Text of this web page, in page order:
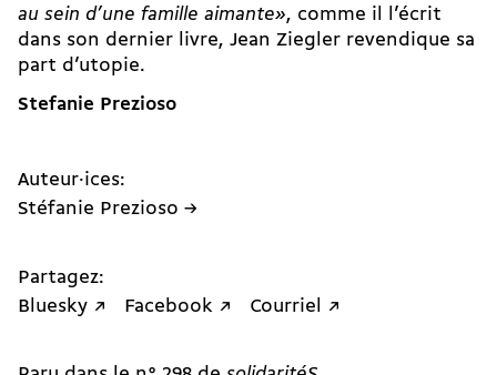
au sein d’une famille aimante», comme il l’écrit
dans son dernier livre, Jean Ziegler revendique sa
part d’utopie.
Stefanie Prezioso
Auteur·ices:
Stéfanie Prezioso →
Partagez:
Bluesky ↗
Facebook ↗ Courriel ↗